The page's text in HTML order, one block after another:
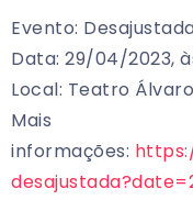
Evento:
Data: 29/04/2023,
Local: Teatro
Mais
informações: